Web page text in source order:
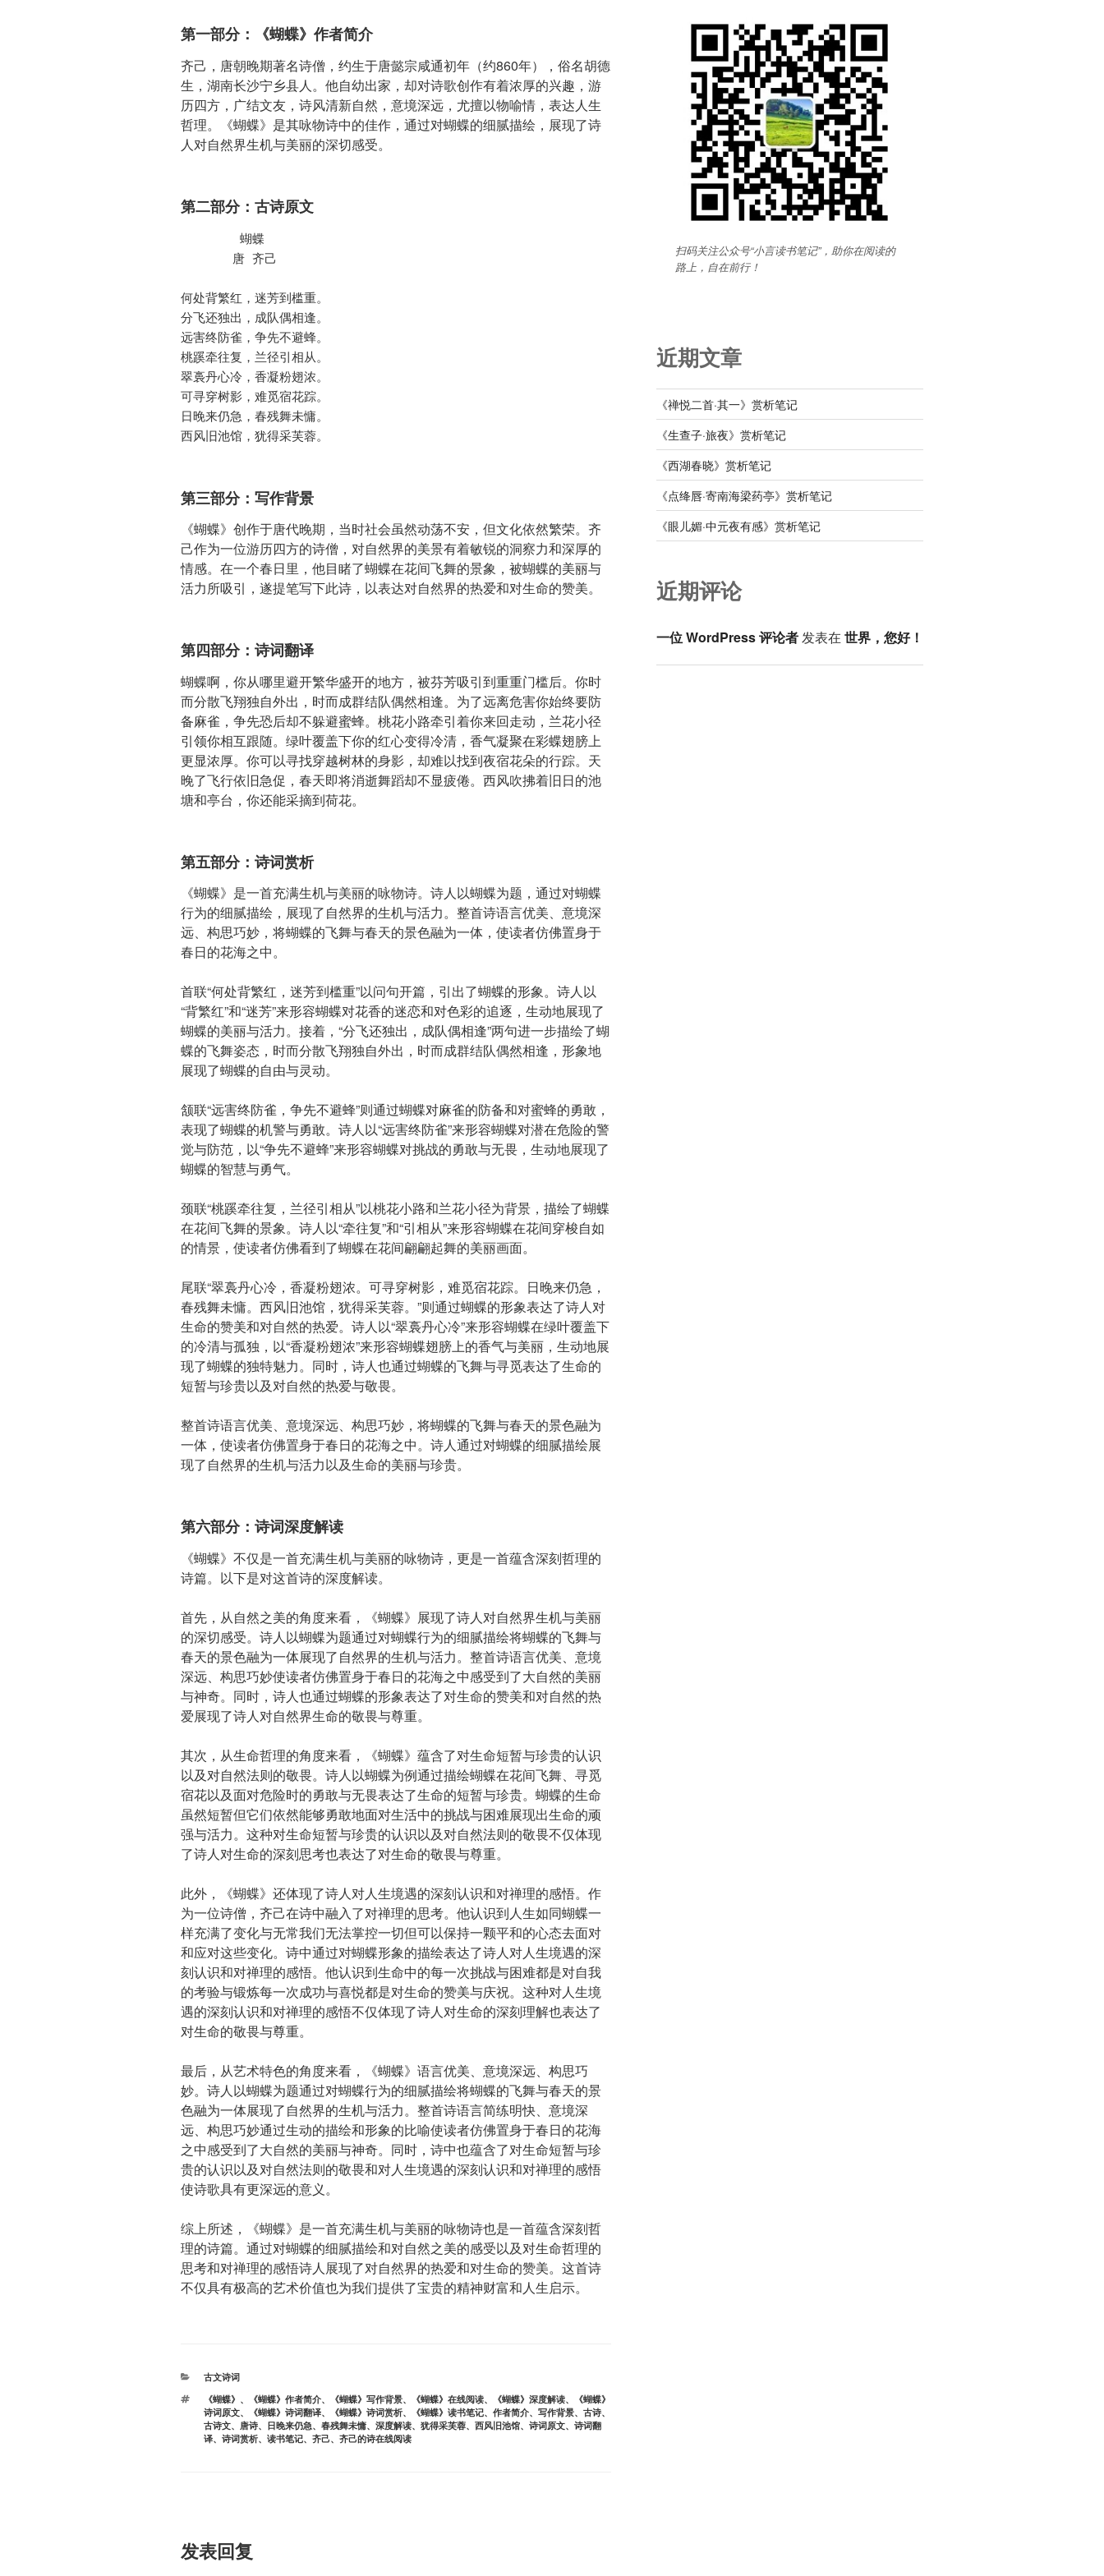
第一部分：《蝴蝶》作者简介
齐己，唐朝晚期著名诗僧，约生于唐懿宗咸通初年（约860年），俗名胡德
生，湖南长沙宁乡县人。他自幼出家，却对诗歌创作有着浓厚的兴趣，游
历四方，广结文友，诗风清新自然，意境深远，尤擅以物喻情，表达人生
哲理。《蝴蝶》是其咏物诗中的佳作，通过对蝴蝶的细腻描绘，展现了诗
人对自然界生机与美丽的深切感受。
第二部分：古诗原文
何处背繁红，迷芳到槛重。
分飞还独出，成队偶相逢。
远害终防雀，争先不避蜂。
桃蹊牵往复，兰径引相从。
翠裛丹心冷，香凝粉翅浓。
可寻穿树影，难觅宿花踪。
日晚来仍急，春残舞未慵。
西风旧池馆，犹得采芙蓉。
第三部分：写作背景
《蝴蝶》创作于唐代晚期，当时社会虽然动荡不安，但文化依然繁荣。齐
己作为一位游历四方的诗僧，对自然界的美景有着敏锐的洞察力和深厚的
情感。在一个春日里，他目睹了蝴蝶在花间飞舞的景象，被蝴蝶的美丽与
活力所吸引，遂提笔写下此诗，以表达对自然界的热爱和对生命的赞美。
第四部分：诗词翻译
蝴蝶啊，你从哪里避开繁华盛开的地方，被芬芳吸引到重重门槛后。你时
而分散飞翔独自外出，时而成群结队偶然相逢。为了远离危害你始终要防
备麻雀，争先恐后却不躲避蜜蜂。桃花小路牵引着你来回走动，兰花小径
引领你相互跟随。绿叶覆盖下你的红心变得冷清，香气凝聚在彩蝶翅膀上
更显浓厚。你可以寻找穿越树林的身影，却难以找到夜宿花朵的行踪。天
晚了飞行依旧急促，春天即将消逝舞蹈却不显疲倦。西风吹拂着旧日的池
塘和亭台，你还能采摘到荷花。
第五部分：诗词赏析
《蝴蝶》是一首充满生机与美丽的咏物诗。诗人以蝴蝶为题，通过对蝴蝶
行为的细腻描绘，展现了自然界的生机与活力。整首诗语言优美、意境深
远、构思巧妙，将蝴蝶的飞舞与春天的景色融为一体，使读者仿佛置身于
春日的花海之中。
首联“何处背繁红，迷芳到槛重”以问句开篇，引出了蝴蝶的形象。诗人以
“背繁红”和“迷芳”来形容蝴蝶对花香的迷恋和对色彩的追逐，生动地展现了
蝴蝶的美丽与活力。接着，“分飞还独出，成队偶相逢”两句进一步描绘了蝴
蝶的飞舞姿态，时而分散飞翔独自外出，时而成群结队偶然相逢，形象地
展现了蝴蝶的自由与灵动。
颔联“远害终防雀，争先不避蜂”则通过蝴蝶对麻雀的防备和对蜜蜂的勇敢，
表现了蝴蝶的机警与勇敢。诗人以“远害终防雀”来形容蝴蝶对潜在危险的警
觉与防范，以“争先不避蜂”来形容蝴蝶对挑战的勇敢与无畏，生动地展现了
蝴蝶的智慧与勇气。
颈联“桃蹊牵往复，兰径引相从”以桃花小路和兰花小径为背景，描绘了蝴蝶
在花间飞舞的景象。诗人以“牵往复”和“引相从”来形容蝴蝶在花间穿梭自如
的情景，使读者仿佛看到了蝴蝶在花间翩翩起舞的美丽画面。
尾联“翠裛丹心冷，香凝粉翅浓。可寻穿树影，难觅宿花踪。日晚来仍急，
春残舞未慵。西风旧池馆，犹得采芙蓉。”则通过蝴蝶的形象表达了诗人对
生命的赞美和对自然的热爱。诗人以“翠裛丹心冷”来形容蝴蝶在绿叶覆盖下
的冷清与孤独，以“香凝粉翅浓”来形容蝴蝶翅膀上的香气与美丽，生动地展
现了蝴蝶的独特魅力。同时，诗人也通过蝴蝶的飞舞与寻觅表达了生命的
短暂与珍贵以及对自然的热爱与敬畏。
整首诗语言优美、意境深远、构思巧妙，将蝴蝶的飞舞与春天的景色融为
一体，使读者仿佛置身于春日的花海之中。诗人通过对蝴蝶的细腻描绘展
现了自然界的生机与活力以及生命的美丽与珍贵。
第六部分：诗词深度解读
《蝴蝶》不仅是一首充满生机与美丽的咏物诗，更是一首蕴含深刻哲理的
诗篇。以下是对这首诗的深度解读。
首先，从自然之美的角度来看，《蝴蝶》展现了诗人对自然界生机与美丽
的深切感受。诗人以蝴蝶为题通过对蝴蝶行为的细腻描绘将蝴蝶的飞舞与
春天的景色融为一体展现了自然界的生机与活力。整首诗语言优美、意境
深远、构思巧妙使读者仿佛置身于春日的花海之中感受到了大自然的美丽
与神奇。同时，诗人也通过蝴蝶的形象表达了对生命的赞美和对自然的热
爱展现了诗人对自然界生命的敬畏与尊重。
其次，从生命哲理的角度来看，《蝴蝶》蕴含了对生命短暂与珍贵的认识
以及对自然法则的敬畏。诗人以蝴蝶为例通过描绘蝴蝶在花间飞舞、寻觅
宿花以及面对危险时的勇敢与无畏表达了生命的短暂与珍贵。蝴蝶的生命
虽然短暂但它们依然能够勇敢地面对生活中的挑战与困难展现出生命的顽
强与活力。这种对生命短暂与珍贵的认识以及对自然法则的敬畏不仅体现
了诗人对生命的深刻思考也表达了对生命的敬畏与尊重。
此外，《蝴蝶》还体现了诗人对人生境遇的深刻认识和对禅理的感悟。作
为一位诗僧，齐己在诗中融入了对禅理的思考。他认识到人生如同蝴蝶一
样充满了变化与无常我们无法掌控一切但可以保持一颗平和的心态去面对
和应对这些变化。诗中通过对蝴蝶形象的描绘表达了诗人对人生境遇的深
刻认识和对禅理的感悟。他认识到生命中的每一次挑战与困难都是对自我
的考验与锻炼每一次成功与喜悦都是对生命的赞美与庆祝。这种对人生境
遇的深刻认识和对禅理的感悟不仅体现了诗人对生命的深刻理解也表达了
对生命的敬畏与尊重。
最后，从艺术特色的角度来看，《蝴蝶》语言优美、意境深远、构思巧
妙。诗人以蝴蝶为题通过对蝴蝶行为的细腻描绘将蝴蝶的飞舞与春天的景
色融为一体展现了自然界的生机与活力。整首诗语言简练明快、意境深
远、构思巧妙通过生动的描绘和形象的比喻使读者仿佛置身于春日的花海
之中感受到了大自然的美丽与神奇。同时，诗中也蕴含了对生命短暂与珍
贵的认识以及对自然法则的敬畏和对人生境遇的深刻认识和对禅理的感悟
使诗歌具有更深远的意义。
综上所述，《蝴蝶》是一首充满生机与美丽的咏物诗也是一首蕴含深刻哲
理的诗篇。通过对蝴蝶的细腻描绘和对自然之美的感受以及对生命哲理的
思考和对禅理的感悟诗人展现了对自然界的热爱和对生命的赞美。这首诗
不仅具有极高的艺术价值也为我们提供了宝贵的精神财富和人生启示。
分
古文诗词
标
签
《蝴蝶》 、 《蝴蝶》作者简介、 《蝴蝶》写作背景、 《蝴蝶》在线阅读、 《蝴蝶》深度解读、
《蝴蝶》
诗词原文、 《蝴蝶》诗词翻译、 《蝴蝶》诗词赏析、 《蝴蝶》读书笔记、 作者简介、 写作背景、 古诗、
古诗文、 唐诗、 日晚来仍急、 春残舞未慵、 深度解读、 犹得采芙蓉、 西风旧池馆、 诗词原文、 诗词翻
译、 诗词赏析、 读书笔记、 齐己、 齐己的诗在线阅读
发表回复
扫码关注公众号“小言读书笔记”，助你在阅读的
路上，自在前行！
近期文章
《禅悦二首·其一》赏析笔记
《生查子·旅夜》赏析笔记
《西湖春晓》赏析笔记
《点绛唇·寄南海梁药亭》赏析笔记
《眼儿媚·中元夜有感》赏析笔记
近期评论
一位 WordPress 评论者发表在 世界，您好！